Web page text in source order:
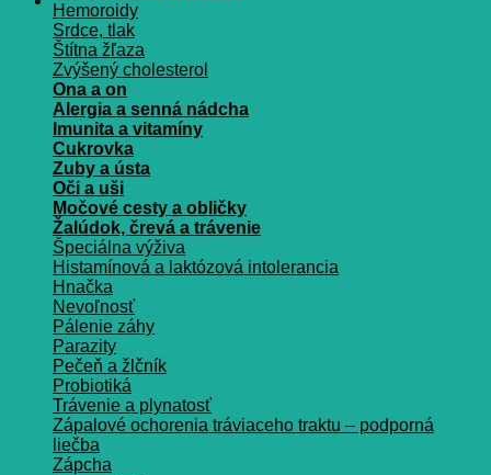
Hemoroidy
Srdce, tlak
Štítna žľaza
Zvýšený cholesterol
Ona a on
Alergia a senná nádcha
Imunita a vitamíny
Cukrovka
Zuby a ústa
Oči a uši
Močové cesty a obličky
Žalúdok, črevá a trávenie
Špeciálna výživa
Histamínová a laktózová intolerancia
Hnačka
Nevoľnosť
Pálenie záhy
Parazity
Pečeň a žlčník
Probiotiká
Trávenie a plynatosť
Zápalové ochorenia tráviaceho traktu – podporná
liečba
Zápcha